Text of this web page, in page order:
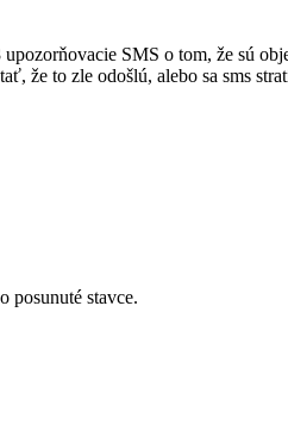
SMS o tom, že sú
to zle odošlú, alebo sa sms
posunuté stavce.